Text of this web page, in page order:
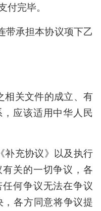
完毕。
带承担本协议项下乙
相关文件的成立、有
应该适用中华人民
补充协议》以及执行
关的一切争议，各
何争议无法在争议
各方同意将争议提